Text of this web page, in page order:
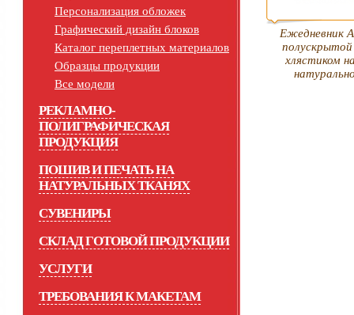
Персонализация обложек
Графический дизайн блоков
Каталог переплетных материалов
Образцы продукции
Все модели
РЕКЛАМНО-
ПОЛИГРАФИЧЕСКАЯ
ПРОДУКЦИЯ
ПОШИВ И ПЕЧАТЬ НА
НАТУРАЛЬНЫХ ТКАНЯХ
СУВЕНИРЫ
СКЛАД ГОТОВОЙ ПРОДУКЦИИ
УСЛУГИ
ТРЕБОВАНИЯ К МАКЕТАМ
Ежедневник
хлястиком